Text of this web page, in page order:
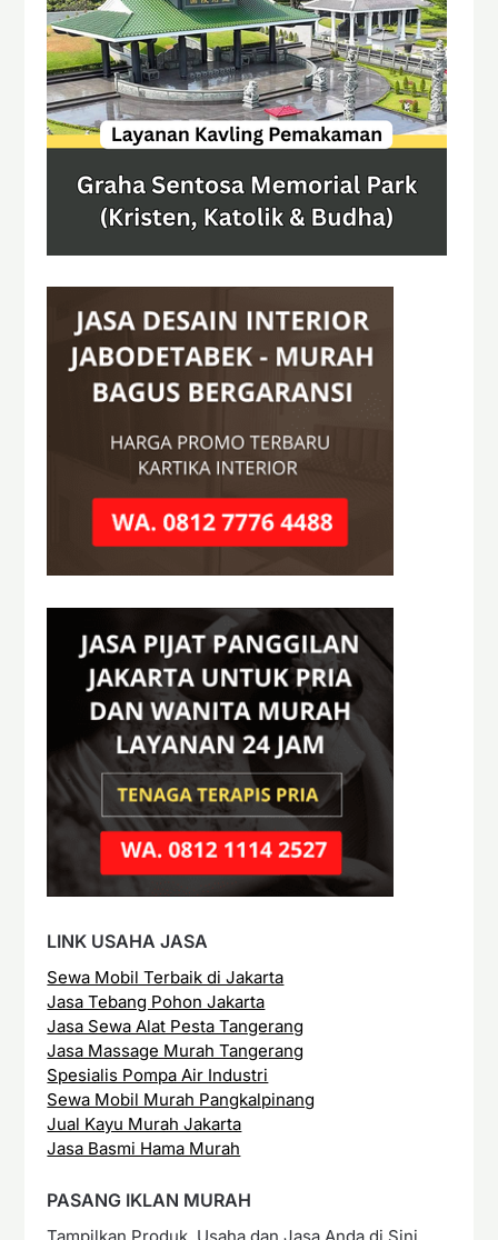
LINK USAHA JASA
Sewa Mobil Terbaik di Jakarta
Jasa Tebang Pohon Jakarta
Jasa Sewa Alat Pesta Tangerang
Jasa Massage Murah Tangerang
Spesialis Pompa Air Industri
Sewa Mobil Murah Pangkalpinang
Jual Kayu Murah Jakarta
Jasa Basmi Hama Murah
PASANG IKLAN MURAH